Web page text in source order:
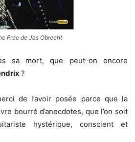
Free de Jas Obrecht
sa mort, que peut-on encore
?
de l’avoir posée parce que la
bourré d’anecdotes, que l’on soit
hystérique, conscient et